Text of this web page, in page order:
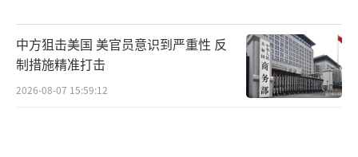
中方狙击美国 美官员意识到严重性 反
制措施精准打击
2026-08-07 15:59:12